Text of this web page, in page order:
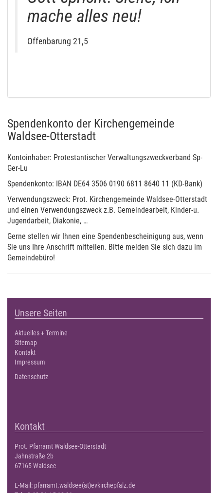
mache alles neu!
Offenbarung 21,5
Spendenkonto der Kirchengemeinde
Waldsee-Otterstadt
Kontoinhaber: Protestantischer Verwaltungszweckverband Sp-
Ger-Lu
Spendenkonto: IBAN DE64 3506 0190 6811 8640 11 (KD-Bank)
Verwendungszweck: Prot. Kirchengemeinde Waldsee-Otterstadt
und einen Verwendungszweck z.B. Gemeindearbeit, Kinder-u.
Jugendarbeit, Diakonie, …
Gerne stellen wir Ihnen eine Spendenbescheinigung aus, wenn
Sie uns Ihre Anschrift mitteilen. Bitte melden Sie sich dazu im
Gemeindebüro!
Unsere Seiten
Aktuelles + Termine
Sitemap
Kontakt
Impressum
Datenschutz
Kontakt
Prot. Pfarramt Waldsee-Otterstadt
Jahnstraße 2b
67165 Waldsee
E-Mail: pfarramt.waldsee(at)evkirchepfalz.de